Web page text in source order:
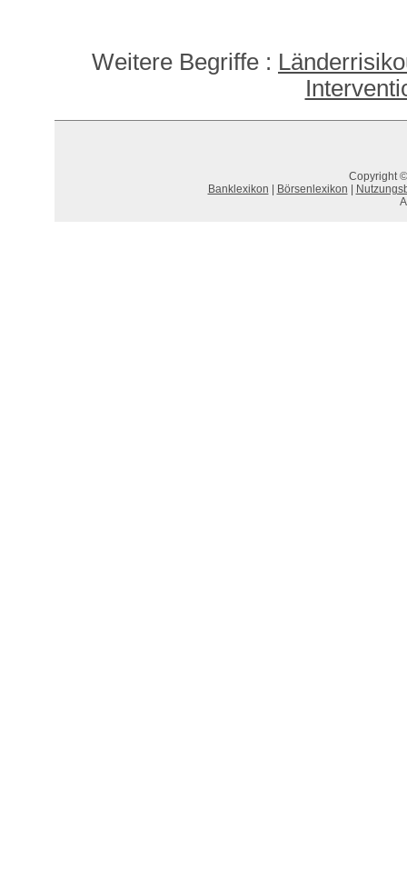
Weitere Begriffe :
Copyright
Banklexikon
Börsenlexikon